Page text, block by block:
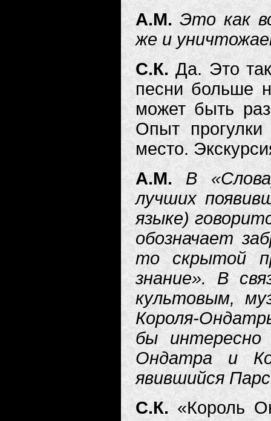
А.М.Это как
же и
С.К. Да. Это
песни больше
может быть
Опыт
место.
А.М. В
лучших
языке)
обозначает
то скрытой
знание». В
культовым,
Короля-
бы интересно
Ондатра и
явившийся
С.К. «Король